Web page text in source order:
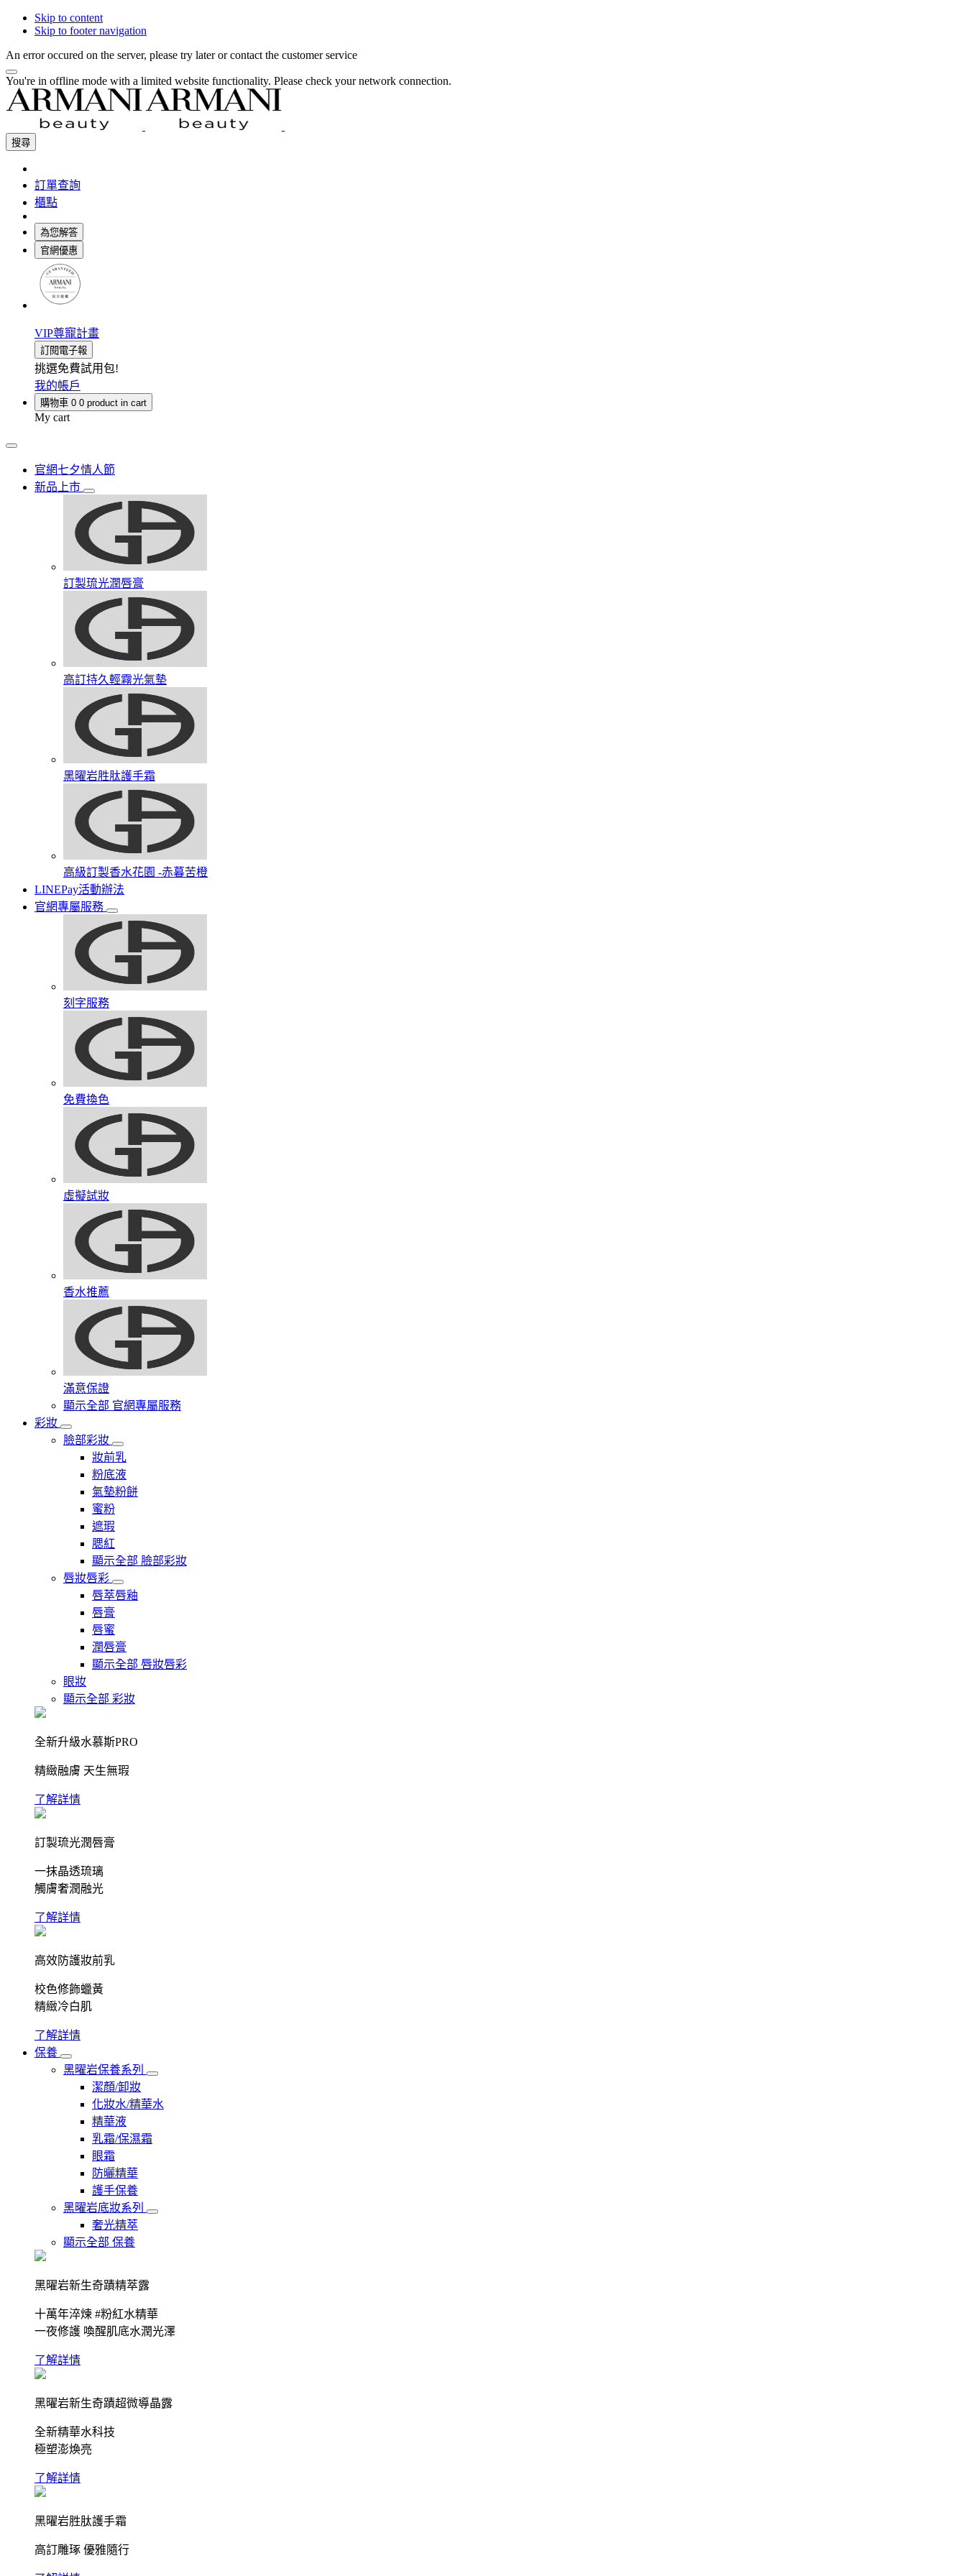
Skip to content
Skip to footer navigation
An error occured on the server, please try later or contact the customer service
You're in offline mode with a limited website functionality. Please check your network connection.
搜尋
訂單查詢
櫃點
為您解答
官網優惠
VIP尊寵計畫
訂閱電子報
挑選免費試用包!
我的帳戶
購物車 0 0 product in cart
My cart
官網七夕情人節
新品上市
訂製琉光潤唇膏​
高訂持久輕霧光氣墊
黑曜岩胜肽護手霜​
高級訂製香水花園​ -赤暮苦橙
LINEPay活動辦法
官網專屬服務
刻字服務
免費換色
虛擬試妝
香水推薦
滿意保證
顯示全部 官網專屬服務
彩妝
臉部彩妝
妝前乳
粉底液
氣墊粉餅
蜜粉
遮瑕
腮紅
顯示全部 臉部彩妝
唇妝唇彩
唇萃唇釉
唇膏
唇蜜
潤唇膏
顯示全部 唇妝唇彩
眼妝
顯示全部 彩妝
全新升級水慕斯PRO
精緻融膚 天生無瑕
了解詳情
訂製琉光潤唇膏
一抹晶透琉璃
觸膚奢潤融光
了解詳情
高效防護妝前乳
校色修飾蠟黃
精緻冷白肌
了解詳情
保養
黑曜岩保養系列
潔顏/卸妝
化妝水/精華水
精華液
乳霜/保濕霜
眼霜
防曬精華
護手保養
黑曜岩底妝系列
奢光精萃
顯示全部 保養
黑曜岩新生奇蹟精萃露
十萬年淬煉 #粉紅水精華
一夜修護 喚醒肌底水潤光澤
了解詳情
黑曜岩新生奇蹟超微導晶露
全新精華水科技
極塑澎煥亮
了解詳情
黑曜岩胜肽護手霜
高訂雕琢 優雅隨行